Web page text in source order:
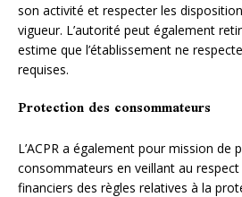
son activité et respecter les
vigueur. L’autorité peut également
estime que l’établissement ne
requises.
Protection des consommateurs
L’ACPR a également pour mission de
consommateurs en veillant au
financiers des règles relatives à la